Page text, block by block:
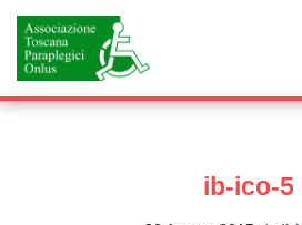
Vai
al
contenuto
ib-ico-5